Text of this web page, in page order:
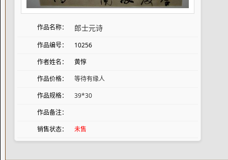
作品名称： 郎士元诗
作品编号：
10256
作者姓名：
黄惇
作品价格：
等待有缘人
作品规格：
39*30
作品备注：
销售状态：
未售